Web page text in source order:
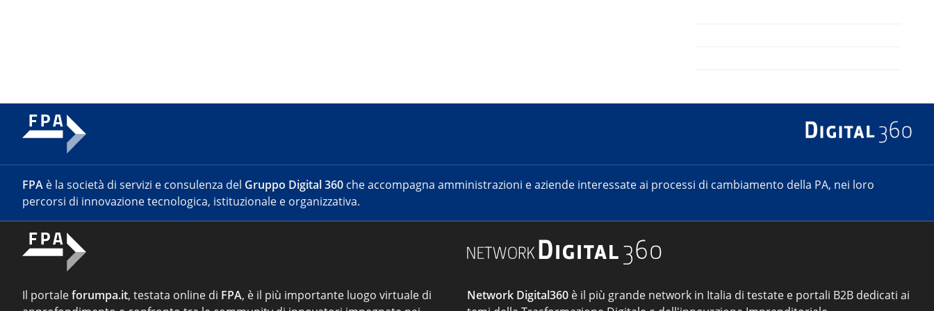
FPA è la società di servizi e consulenza del Gruppo Digital 360 che accompagna amministrazioni e aziende interessate ai processi di cambiamento della PA, nei loro
percorsi di innovazione tecnologica, istituzionale e organizzativa.
Il portaleforumpa.it, testata online di FPA, è il più importante luogo virtuale di
Network Digital360 è il più grande network in Italia di testate e portali B2B dedicati ai